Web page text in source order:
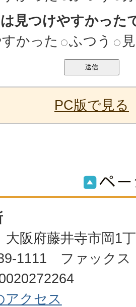
見つけやすかった
かった
ふつう
PC版で見る
阪府藤井寺市岡1
1111 ファックス
アクセス